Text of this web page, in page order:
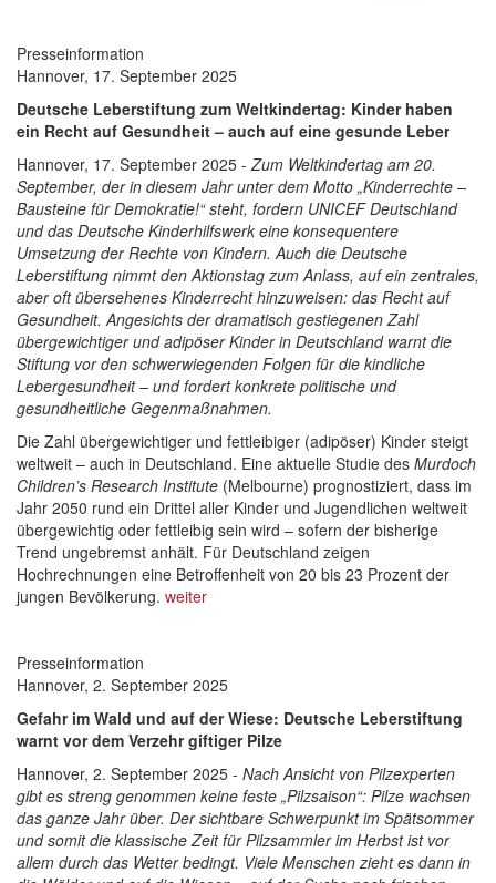
Presseinformation
Hannover, 17. September 2025
Deutsche Leberstiftung zum Weltkindertag: Kinder haben
ein Recht auf Gesundheit – auch auf eine gesunde Leber
Hannover, 17. September 2025 -Zum Weltkindertag am 20.
September, der in diesem Jahr unter dem Motto „Kinderrechte –
Bausteine für Demokratie!“ steht, fordern UNICEF Deutschland
und das Deutsche Kinderhilfswerk eine konsequentere
Umsetzung der Rechte von Kindern. Auch die Deutsche
Leberstiftung nimmt den Aktionstag zum Anlass, auf ein zentrales,
aber oft übersehenes Kinderrecht hinzuweisen: das Recht auf
Gesundheit. Angesichts der dramatisch gestiegenen Zahl
übergewichtiger und adipöser Kinder in Deutschland warnt die
Stiftung vor den schwerwiegenden Folgen für die kindliche
Lebergesundheit – und fordert konkrete politische und
gesundheitliche Gegenmaßnahmen.
Die Zahl übergewichtiger und fettleibiger (adipöser) Kinder steigt
weltweit – auch in Deutschland. Eine aktuelle Studie des Murdoch
Children’s Research Institute (Melbourne) prognostiziert, dass im
Jahr 2050 rund ein Drittel aller Kinder und Jugendlichen weltweit
übergewichtig oder fettleibig sein wird – sofern der bisherige
Trend ungebremst anhält. Für Deutschland zeigen
Hochrechnungen eine Betroffenheit von 20 bis 23 Prozent der
jungen Bevölkerung. weiter
Presseinformation
Hannover, 2. September 2025
Gefahr im Wald und auf der Wiese: Deutsche Leberstiftung
warnt vor dem Verzehr giftiger Pilze
Hannover, 2. September 2025 - Nach Ansicht von Pilzexperten
gibt es streng genommen keine feste „Pilzsaison“: Pilze wachsen
das ganze Jahr über. Der sichtbare Schwerpunkt im Spätsommer
und somit die klassische Zeit für Pilzsammler im Herbst ist vor
allem durch das Wetter bedingt. Viele Menschen zieht es dann in